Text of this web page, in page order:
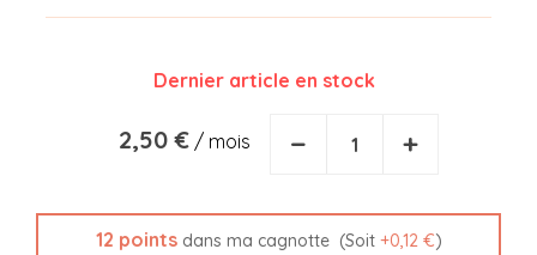
Dernier article en stock
2,50 € / mois − +
12 pointsdans ma cagnotte (Soit +0,12 €)